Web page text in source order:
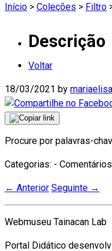
Início > Coleções > Filtro
Descrição
Voltar
18/03/2021 by
Procure por palavras-
Categorias: - Comentários
← Anterior Seguinte →
Webmuseu Tainacan Lab
Portal Didático